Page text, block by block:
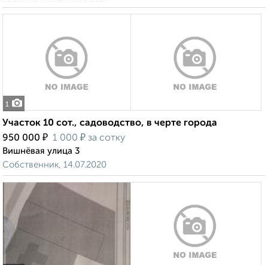
1
Участок 10 сот., садоводство, в черте города
950 000 ₽ 1 000 ₽ за сотку
Вишнёвая улица 3
Собственник, 14.07.2020